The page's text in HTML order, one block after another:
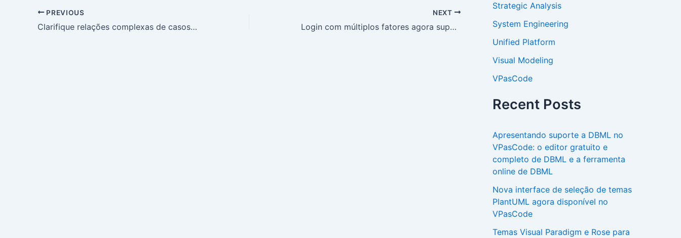
PREVIOUS
Clarifique relações complexas de casos de uso com nosso analisador gratuito de extensão/inclusão por IA
NEXT
Login com múltiplos fatores agora suportado
Strategic Analysis
System Engineering
Unified Platform
Visual Modeling
VPasCode
Recent Posts
Apresentando suporte a DBML no
VPasCode: o editor gratuito e
completo de DBML e a ferramenta
online de DBML
Nova interface de seleção de temas
PlantUML agora disponível no
VPasCode
Temas Visual Paradigm e Rose para